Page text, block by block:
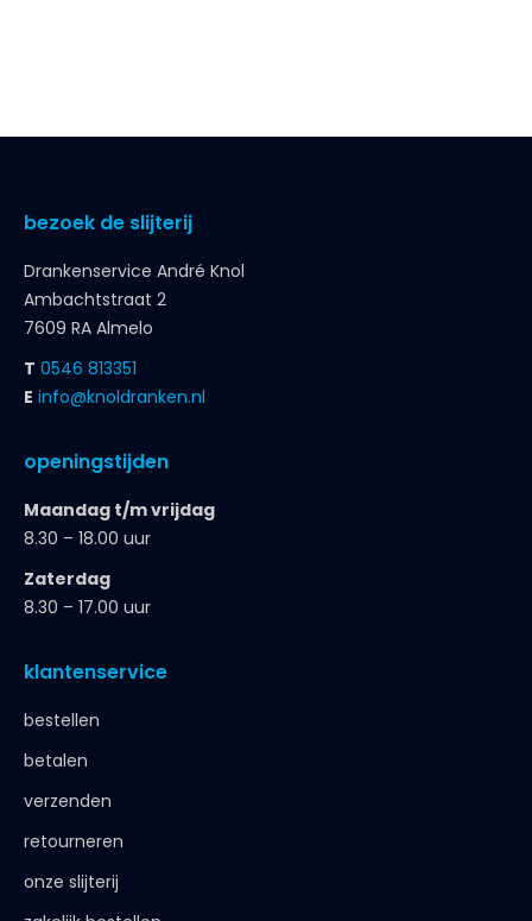
bezoek de slijterij
Drankenservice André Knol
Ambachtstraat 2
7609 RA Almelo
T 0546 813351
E info@knoldranken.nl
openingstijden
Maandag t/m vrijdag
8.30 – 18.00 uur
Zaterdag
8.30 – 17.00 uur
klantenservice
bestellen
betalen
verzenden
retourneren
onze slijterij